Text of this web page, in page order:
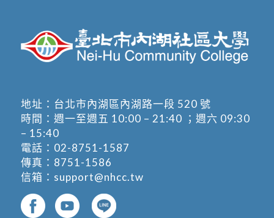
地址： 台北市內湖區內湖路一段 520 號
時間：週一至週五 10:00 – 21:40 ；週六 09:30
– 15:40
電話： 02-8751-1587
傳真：8751-1586
信箱： support@nhcc.tw